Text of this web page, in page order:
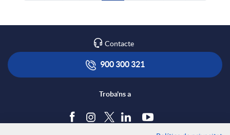
Contacte
900 300 321
Troba'ns a